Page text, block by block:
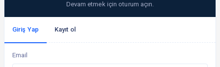
Devam etmek için oturum açın.
Giriş Yap Kayıt ol
Email